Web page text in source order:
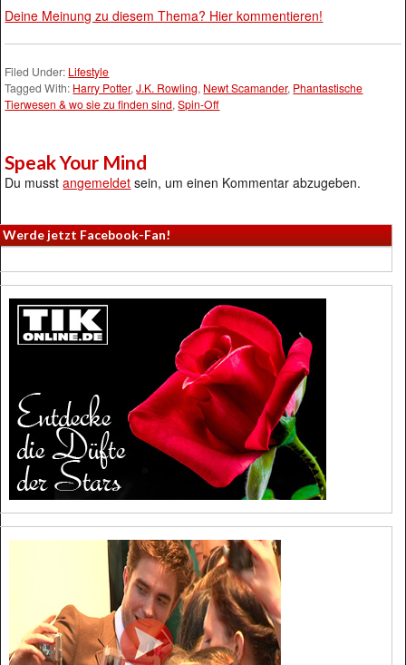
Deine Meinung zu diesem Thema? Hier kommentieren!
Filed Under: Lifestyle
Tagged With: Harry Potter,J.K. Rowling, Newt Scamander, Phantastische
Tierwesen & wo sie zu finden sind,Spin-Off
Speak Your Mind
Du musstangemeldet sein, um einen Kommentar abzugeben.
Werde jetzt Facebook-Fan!